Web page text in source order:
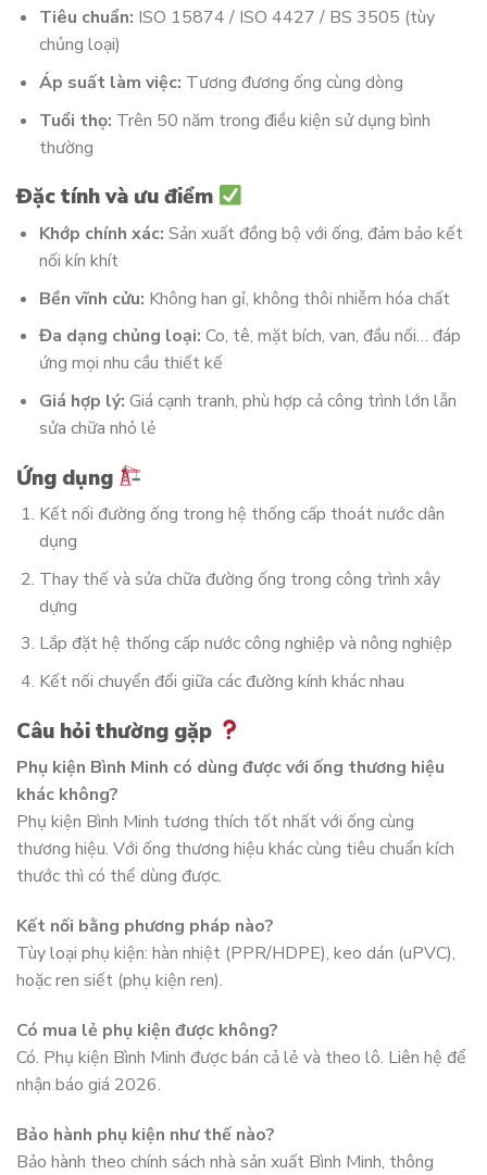
Tiêu chuẩn: ISO 15874 / ISO 4427 / BS 3505 (tùy
chủng loại)
Áp suất làm việc: Tương đương ống cùng dòng
Tuổi thọ: Trên 50 năm trong điều kiện sử dụng bình
thường
Đặc tính và ưu điểm
Khớp chính xác: Sản xuất đồng bộ với ống, đảm bảo kết
nối kín khít
Bền vĩnh cửu: Không han gỉ, không thôi nhiễm hóa chất
Đa dạng chủng loại: Co, tê, mặt bích, van, đầu nối… đáp
ứng mọi nhu cầu thiết kế
Giá hợp lý: Giá cạnh tranh, phù hợp cả công trình lớn lẫn
sửa chữa nhỏ lẻ
Ứng dụng
Kết nối đường ống trong hệ thống cấp thoát nước dân
dụng
Thay thế và sửa chữa đường ống trong công trình xây
dựng
Lắp đặt hệ thống cấp nước công nghiệp và nông nghiệp
Kết nối chuyển đổi giữa các đường kính khác nhau
Câu hỏi thường gặp
Phụ kiện Bình Minh có dùng được với ống thương hiệu
khác không?
Phụ kiện Bình Minh tương thích tốt nhất với ống cùng
thương hiệu. Với ống thương hiệu khác cùng tiêu chuẩn kích
thước thì có thể dùng được.
Kết nối bằng phương pháp nào?
Tùy loại phụ kiện: hàn nhiệt (PPR/HDPE), keo dán (uPVC),
hoặc ren siết (phụ kiện ren).
Có mua lẻ phụ kiện được không?
Có. Phụ kiện Bình Minh được bán cả lẻ và theo lô. Liên hệ để
nhận báo giá 2026.
Bảo hành phụ kiện như thế nào?
Bảo hành theo chính sách nhà sản xuất Bình Minh, thông